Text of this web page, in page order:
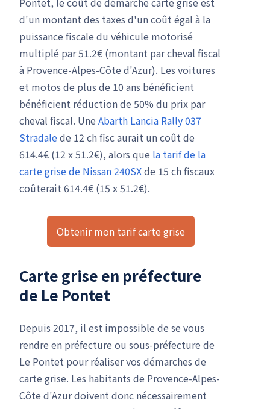
d'un montant des taxes d'un coût égal à la
puissance fiscale du véhicule motorisé
multiplé par 51.2€ (montant par cheval fiscal
à Provence-Alpes-Côte d'Azur). Les voitures
et motos de plus de 10 ans bénéficient
bénéficient réduction de 50% du prix par
cheval fiscal. Une Abarth Lancia Rally 037
Stradalede 12 ch fisc aurait un coût de
614.4€ (12 x 51.2€), alors que la tarif de la
carte grise de Nissan 240SXde 15 ch fiscaux
coûterait 614.4€ (15 x 51.2€).
Obtenir mon tarif carte grise
Carte grise en préfecture
de Le Pontet
Depuis 2017, il est impossible de se vous
rendre en préfecture ou sous-préfecture de
Le Pontet pour réaliser vos démarches de
carte grise. Les habitants de Provence-Alpes-
Côte d'Azur doivent donc nécessairement